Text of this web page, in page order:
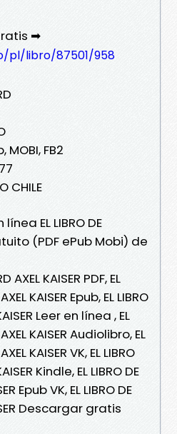
➡
pl/libro/87501/958
FB2
CHILE
EL LIBRO DE
(PDF ePub Mobi) de
AXEL KAISER PDF, EL
KAISER Epub, EL LIBRO
Leer en línea , EL
KAISER Audiolibro, EL
KAISER VK, EL LIBRO
Kindle, EL LIBRO DE
Epub VK, EL LIBRO DE
Descargar gratis